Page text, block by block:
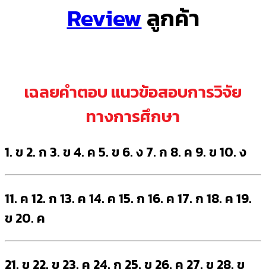
Reviewลูกค้า
เฉลยคำตอบ แนวข้อสอบการวิจัย
ทางการศึกษา
1. ข 2. ก 3. ข 4. ค 5. ข 6. ง 7. ก 8. ค 9. ข 10. ง
11. ค 12. ก 13. ค 14. ค 15. ก 16. ค 17. ก 18. ค 19.
ข 20. ค
21. ข 22. ข 23. ค 24. ก 25. ข 26. ค 27. ข 28. ข